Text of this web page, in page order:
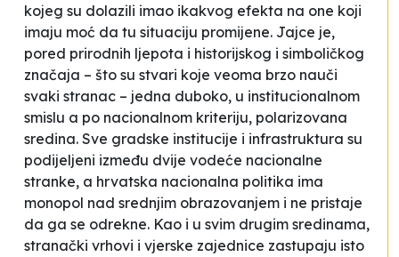
kojeg su dolazili imao ikakvog efekta na one koji
imaju moć da tu situaciju promijene. Jajce je,
pored prirodnih ljepota i historijskog i simboličkog
značaja – što su stvari koje veoma brzo nauči
svaki stranac – jedna duboko, u institucionalnom
smislu a po nacionalnom kriteriju, polarizovana
sredina. Sve gradske institucije i infrastruktura su
podijeljeni između dvije vodeće nacionalne
stranke, a hrvatska nacionalna politika ima
monopol nad srednjim obrazovanjem i ne pristaje
da ga se odrekne. Kao i u svim drugim sredinama,
stranački vrhovi i vjerske zajednice zastupaju isto